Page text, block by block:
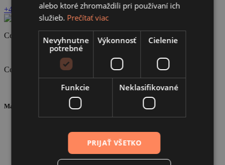
+421 918 184 375novemesto@rzparkety.sk
Certifikát ISO 9001
Certifikát ISO 14001
Mapa stránky
alebo ktoré zhromaždili pri používaní ich
služieb. Prečítať viac
Nevyhnutne
potrebné
Výkonnosť Cielenie
Funkcie Neklasifikované
PRIJAŤ VŠETKO